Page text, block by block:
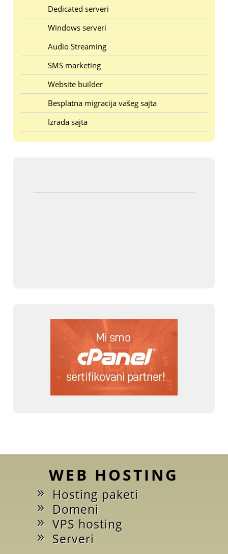
Dedicated serveri
Windows serveri
Audio Streaming
SMS marketing
Website builder
Besplatna migracija vašeg sajta
Izrada sajta
WEB HOSTING
Hosting paketi
Domeni
VPS hosting
Serveri